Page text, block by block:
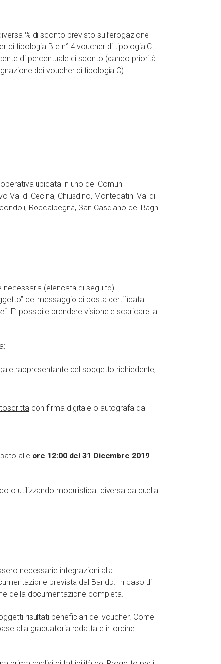
% di sconto previsto sull’erogazione
di tipologia B e n° 4 voucher di tipologia C. I
di percentuale di sconto (dando priorità
dei voucher di tipologia C).
ubicata in uno dei Comuni
Val di Cecina, Chiusdino, Montecatini Val di
Roccalbegna, San Casciano dei Bagni
(elencata di seguito)
del messaggio di posta certificata
“. E’ possibile prendere visione e scaricare la
rappresentante del soggetto richiedente;
con firma digitale o autografa dal
alle ore 12:00 del 31 Dicembre 2019
o utilizzando modulistica diversa da quella
necessarie integrazioni alla
prevista dal Bando. In caso di
della documentazione completa.
risultati beneficiari dei voucher. Come
alla graduatoria redatta e in ordine